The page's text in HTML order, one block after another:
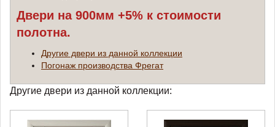
Двери на 900мм +5% к стоимости
полотна.
Другие двери из данной коллекции
Погонаж производства Фрегат
Другие двери из данной коллекции: